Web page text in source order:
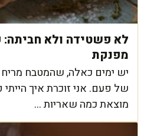
לא פשטידה ולא חביתה:
מפנקת
יש ימים כאלה, שהמטבח
של פעם. אני זוכרת איך
מוצאת כמה שאריות ...